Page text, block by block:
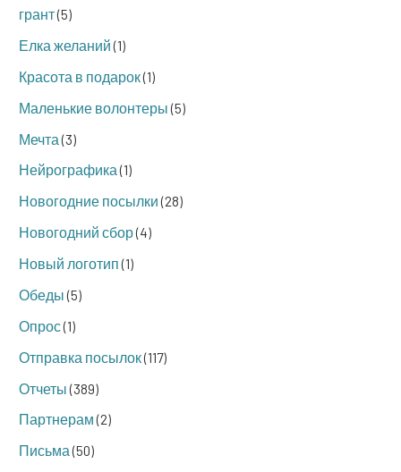
грант(5)
Елка желаний(1)
Красота в подарок(1)
Маленькие волонтеры(5)
Мечта(3)
Нейрографика(1)
Новогодние посылки(28)
Новогодний сбор(4)
Новый логотип(1)
Обеды(5)
Опрос(1)
Отправка посылок(117)
Отчеты(389)
Партнерам(2)
Письма(50)